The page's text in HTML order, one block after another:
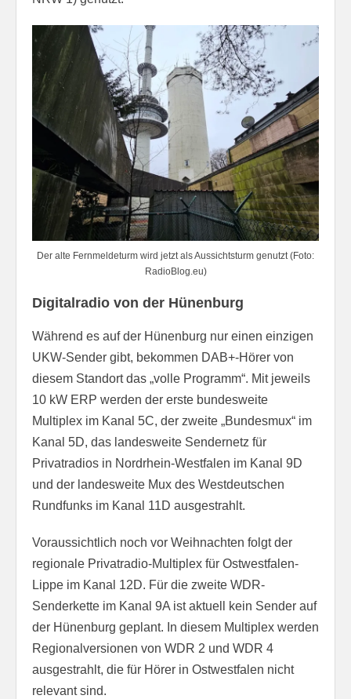
Der alte Fernmeldeturm wird jetzt als Aussichtsturm genutzt (Foto:
RadioBlog.eu)
Digitalradio von der Hünenburg
Während es auf der Hünenburg nur einen einzigen
UKW-Sender gibt, bekommen DAB+-Hörer von
diesem Standort das „volle Programm“. Mit jeweils
10 kW ERP werden der erste bundesweite
Multiplex im Kanal 5C, der zweite „Bundesmux“ im
Kanal 5D, das landesweite Sendernetz für
Privatradios in Nordrhein-Westfalen im Kanal 9D
und der landesweite Mux des Westdeutschen
Rundfunks im Kanal 11D ausgestrahlt.
Voraussichtlich noch vor Weihnachten folgt der
regionale Privatradio-Multiplex für Ostwestfalen-
Lippe im Kanal 12D. Für die zweite WDR-
Senderkette im Kanal 9A ist aktuell kein Sender auf
der Hünenburg geplant. In diesem Multiplex werden
Regionalversionen von WDR 2 und WDR 4
ausgestrahlt, die für Hörer in Ostwestfalen nicht
relevant sind.